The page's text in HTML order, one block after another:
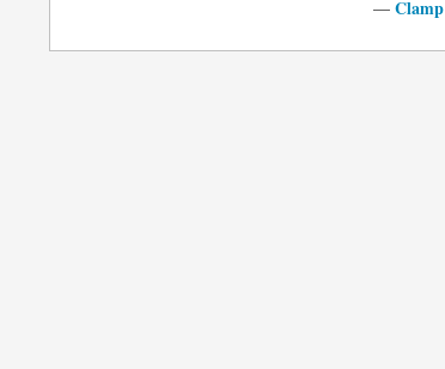
— Clamp